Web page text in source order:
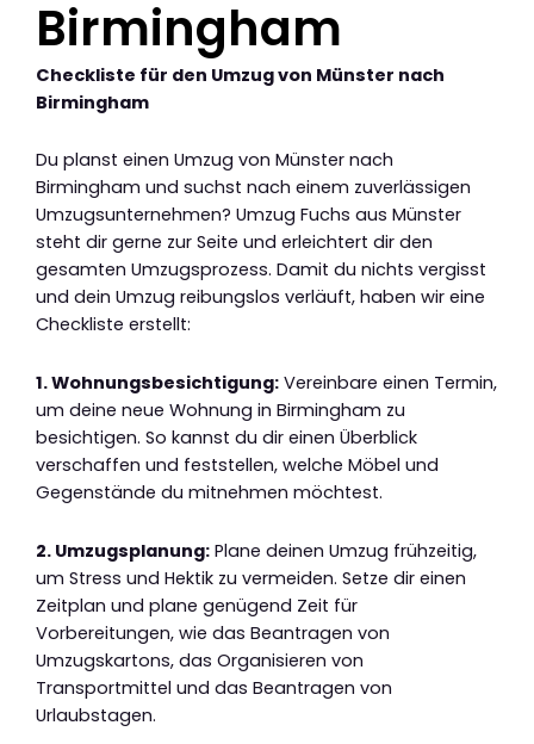
Birmingham
Checkliste für den Umzug von Münster nach
Birmingham
Du planst einen Umzug von Münster nach
Birmingham und suchst nach einem zuverlässigen
Umzugsunternehmen? Umzug Fuchs aus Münster
steht dir gerne zur Seite und erleichtert dir den
gesamten Umzugsprozess. Damit du nichts vergisst
und dein Umzug reibungslos verläuft, haben wir eine
Checkliste erstellt:
1. Wohnungsbesichtigung: Vereinbare einen Termin,
um deine neue Wohnung in Birmingham zu
besichtigen. So kannst du dir einen Überblick
verschaffen und feststellen, welche Möbel und
Gegenstände du mitnehmen möchtest.
2. Umzugsplanung: Plane deinen Umzug frühzeitig,
um Stress und Hektik zu vermeiden. Setze dir einen
Zeitplan und plane genügend Zeit für
Vorbereitungen, wie das Beantragen von
Umzugskartons, das Organisieren von
Transportmittel und das Beantragen von
Urlaubstagen.